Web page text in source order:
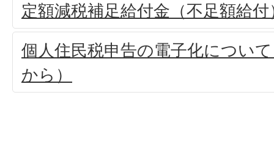
定額減税補足給付金（不足額給付
個人住民税申告の電子化につい
から）